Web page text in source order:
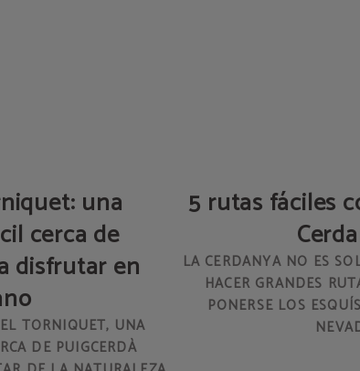
una
cerca de
disfrutar en
TORNIQUET, UNA
DE PUIGCERDÀ
5 rutas fáciles
LA CERDANYA NO ES
HACER GRANDES
PONERSE LOS